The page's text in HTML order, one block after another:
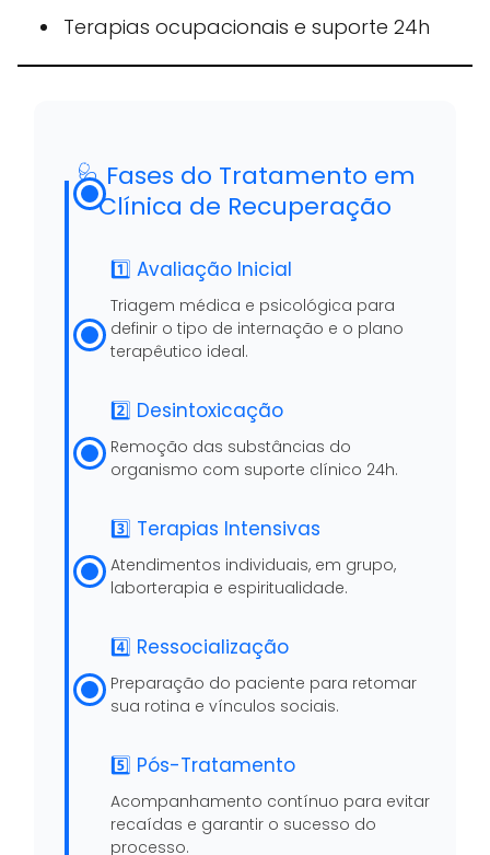
Terapias ocupacionais e suporte 24h
🩺 Fases do Tratamento em
Clínica de Recuperação
1️⃣ Avaliação Inicial
Triagem médica e psicológica para
definir o tipo de internação e o plano
terapêutico ideal.
2️⃣ Desintoxicação
Remoção das substâncias do
organismo com suporte clínico 24h.
3️⃣ Terapias Intensivas
Atendimentos individuais, em grupo,
laborterapia e espiritualidade.
4️⃣ Ressocialização
Preparação do paciente para retomar
sua rotina e vínculos sociais.
5️⃣ Pós-Tratamento
Acompanhamento contínuo para evitar
recaídas e garantir o sucesso do
processo.